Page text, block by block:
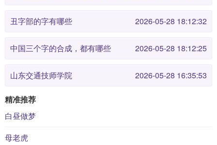
丑字部的字有哪些 2026-05-28 18:12:32
中国三个字的合成，都有哪些 2026-05-28 18:12:25
山东交通技师学院 2026-05-28 16:35:53
精准推荐
白昼做梦
母老虎